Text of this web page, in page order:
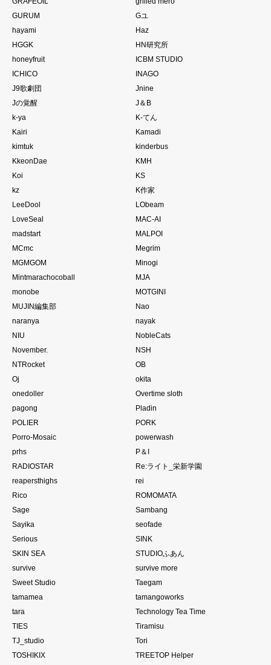
GURUM
Gユ
hayami
Haz
HGGK
HN研究所
honeyfruit
ICBM STUDIO
ICHICO
INAGO
J9歌劇団
Jnine
Jの覚醒
J＆B
k-ya
K-てん
Kairi
Kamadi
kimtuk
kinderbus
KkeonDae
KMH
Koi
KS
kz
K作家
LeeDool
LObeam
LoveSeal
MAC-AI
madstart
MALPOI
MCmc
Megrim
MGMGOM
Minogi
Mintmarachocoball
MJA
monobe
MOTGINI
MUJIN編集部
Nao
naranya
nayak
NIU
NobleCats
November.
NSH
NTRocket
OB
Oj
okita
onedoller
Overtime sloth
pagong
Pladin
POLIER
PORK
Porro-Mosaic
powerwash
prhs
P＆I
RADIOSTAR
Re:ライト_栄新学園
reapersthighs
rei
Rico
ROMOMATA
Sage
Sambang
Sayika
seofade
Serious
SINK
SKIN SEA
STUDIOふあん
survive
survive more
Sweet Studio
Taegam
tamamea
tamangoworks
tara
Technology Tea Time
TIES
Tiramisu
TJ_studio
Tori
TOSHIKIX
TREETOP Helper